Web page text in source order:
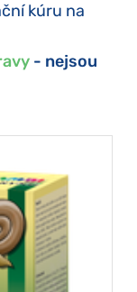
kúru na
- nejsou